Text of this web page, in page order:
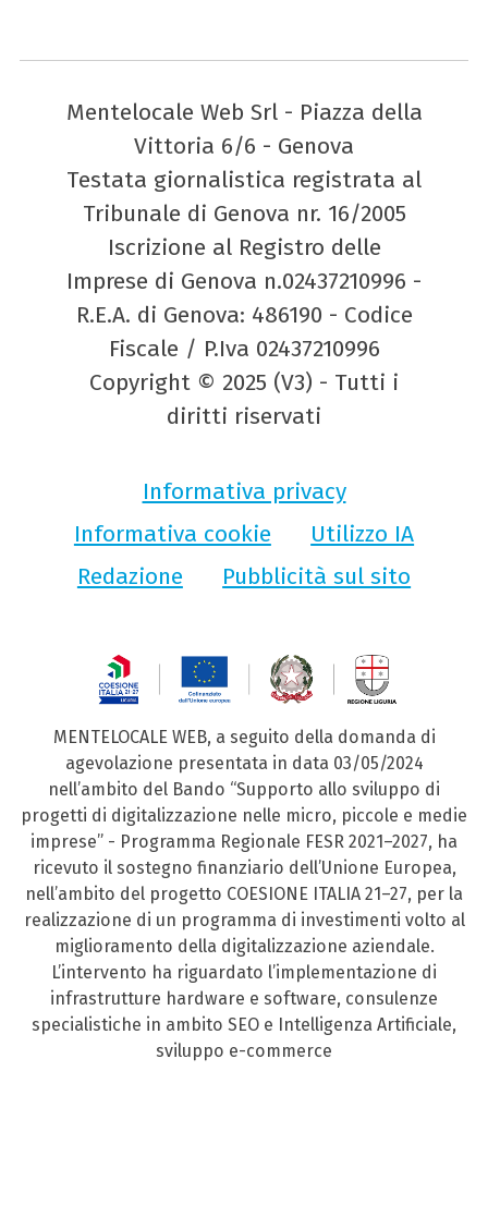
Mentelocale Web Srl - Piazza della
Vittoria 6/6 - Genova
Testata giornalistica registrata al
Tribunale di Genova nr. 16/2005
Iscrizione al Registro delle
Imprese di Genova n.02437210996 -
R.E.A. di Genova: 486190 - Codice
Fiscale / P.Iva 02437210996
Copyright © 2025 (V3) - Tutti i
diritti riservati
Informativa privacy
Informativa cookie
Utilizzo IA
Redazione
Pubblicità sul sito
MENTELOCALE WEB, a seguito della domanda di
agevolazione presentata in data 03/05/2024
nell’ambito del Bando “Supporto allo sviluppo di
progetti di digitalizzazione nelle micro, piccole e medie
imprese” - Programma Regionale FESR 2021–2027, ha
ricevuto il sostegno finanziario dell’Unione Europea,
nell’ambito del progetto COESIONE ITALIA 21–27, per la
realizzazione di un programma di investimenti volto al
miglioramento della digitalizzazione aziendale.
L’intervento ha riguardato l’implementazione di
infrastrutture hardware e software, consulenze
specialistiche in ambito SEO e Intelligenza Artificiale,
sviluppo e-commerce